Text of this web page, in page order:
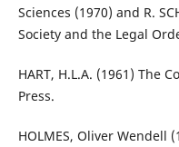
Sciences (1970) and R.
Society and the Legal
HART, H.L.A. (1961) The
Press.
HOLMES, Oliver Wendell